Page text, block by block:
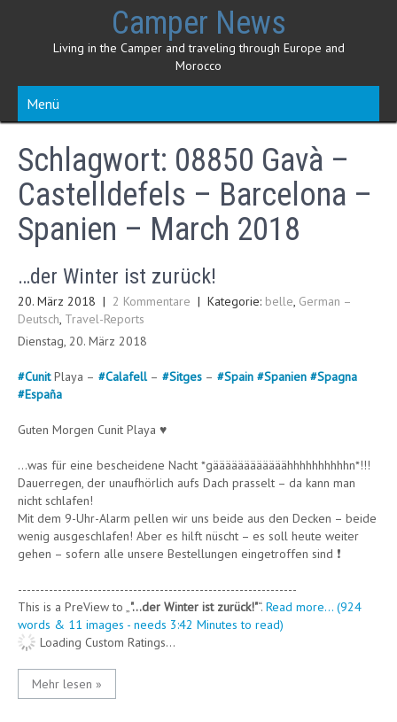
Camper News
Living in the Camper and traveling through Europe and
Morocco
Menü
Schlagwort: 08850 Gavà –
Castelldefels – Barcelona –
Spanien – March 2018
…der Winter ist zurück!
20. März 2018 | 2 Kommentare | Kategorie: belle, German –
Deutsch, Travel-Reports
Dienstag, 20. März 2018
#CunitPlaya – #Calafell– #Sitges – #Spain #Spanien #Spagna
#España
Guten Morgen Cunit Playa ♥
…was für eine bescheidene Nacht *gäääääääääääähhhhhhhhhhn*!!!
Dauerregen, der unaufhörlich aufs Dach prasselt – da kann man
nicht schlafen!
Mit dem 9-Uhr-Alarm pellen wir uns beide aus den Decken – beide
wenig ausgeschlafen! Aber es hilft nüscht – es soll heute weiter
gehen – sofern alle unsere Bestellungen eingetroffen sind ❗
---------------------------------------------------------------
This is a PreView to "…der Winter ist zurück!". Read more... (924
words & 11 images - needs 3:42 Minutes to read)
Loading Custom Ratings...
Mehr lesen »